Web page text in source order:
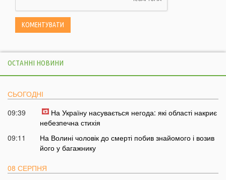
ОСТАННІ НОВИНИ
СЬОГОДНІ
09:39
На Україну насувається негода: які області накриє
небезпечна стихія
09:11
На Волині чоловік до смерті побив знайомого і возив
його у багажнику
08 СЕРПНЯ